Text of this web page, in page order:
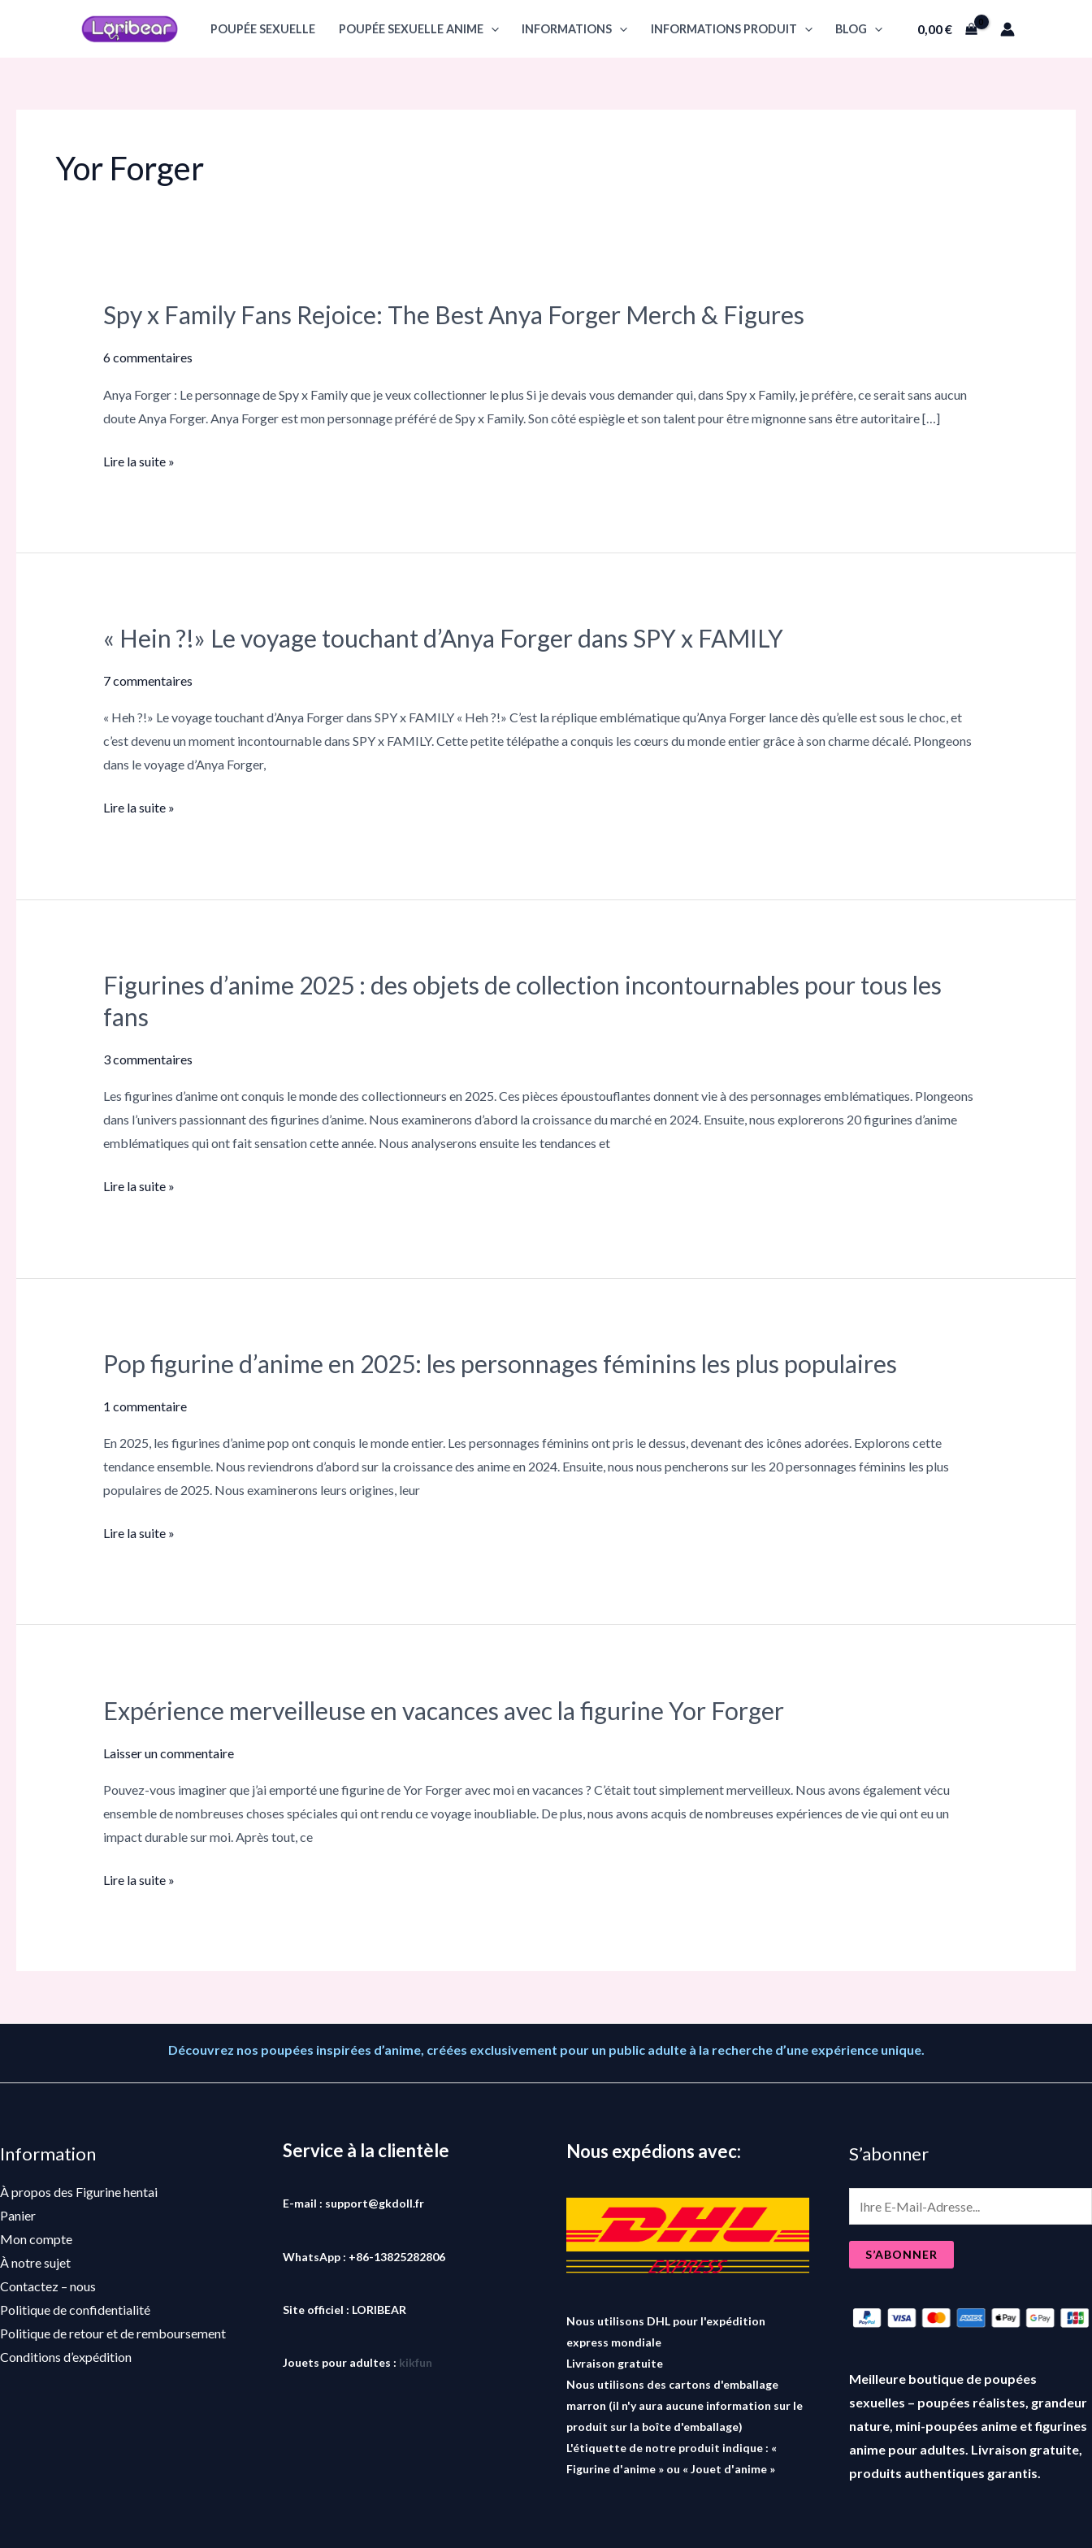
POUPÉE SEXUELLE POUPÉE SEXUELLE ANIME INFORMATIONS INFORMATIONS PRODUIT BLOG 0,00€
Yor Forger
Spy x Family Fans Rejoice: The Best Anya Forger Merch & Figures
6 commentaires
Anya Forger : Le personnage de Spy x Family que je veux collectionner le plus Si je devais vous demander qui, dans Spy x Family, je préfère, ce serait sans aucun
doute Anya Forger. Anya Forger est mon personnage préféré de Spy x Family. Son côté espiègle et son talent pour être mignonne sans être autoritaire […]
Spy
Family
Rejoice:
The
Lire la suite »
« Hein ?!» Le voyage touchant d’Anya Forger dans SPY x FAMILY
7 commentaires
« Heh ?!» Le voyage touchant d’Anya Forger dans SPY x FAMILY « Heh ?!» C’est la réplique emblématique qu’Anya Forger lance dès qu’elle est sous le choc, et
c’est devenu un moment incontournable dans SPY x FAMILY. Cette petite télépathe a conquis les cœurs du monde entier grâce à son charme décalé. Plongeons
dans le voyage d’Anya Forger,
« Hein ?!»
voyage
Lire la suite »
Figurines d’anime 2025 : des objets de collection incontournables pour tous les
fans
3 commentaires
Les figurines d’anime ont conquis le monde des collectionneurs en 2025. Ces pièces époustouflantes donnent vie à des personnages emblématiques. Plongeons
dans l’univers passionnant des figurines d’anime. Nous examinerons d’abord la croissance du marché en 2024. Ensuite, nous explorerons 20 figurines d’anime
emblématiques qui ont fait sensation cette année. Nous analyserons ensuite les tendances et
Figurines
2025 :
de
collection
incontournables
tous
Lire la suite »
Pop figurine d’anime en 2025: les personnages féminins les plus populaires
1 commentaire
En 2025, les figurines d’anime pop ont conquis le monde entier. Les personnages féminins ont pris le dessus, devenant des icônes adorées. Explorons cette
tendance ensemble. Nous reviendrons d’abord sur la croissance des anime en 2024. Ensuite, nous nous pencherons sur les 20 personnages féminins les plus
populaires de 2025. Nous examinerons leurs origines, leur
Pop
figurine
d’anime
2025: les
personnages
féminins
Lire la suite »
Expérience merveilleuse en vacances avec la figurine Yor Forger
Laisser un commentaire
Pouvez-vous imaginer que j’ai emporté une figurine de Yor Forger avec moi en vacances ? C’était tout simplement merveilleux. Nous avons également vécu
ensemble de nombreuses choses spéciales qui ont rendu ce voyage inoubliable. De plus, nous avons acquis de nombreuses expériences de vie qui ont eu un
impact durable sur moi. Après tout, ce
Expérience
merveilleuse
en
avec
la
figurine
Lire la suite »
Découvrez nos poupées inspirées d’anime, créées exclusivement pour un public adulte à la recherche d’une expérience unique.
Information
À propos des Figurine hentai
Panier
Mon compte
À notre sujet
Contactez – nous
Politique de confidentialité
Politique de retour et de remboursement
Conditions d’expédition
Service à la clientèle
E-mail : support@gkdoll.fr
WhatsApp : +86-13825282806
Site officiel : LORIBEAR
Jouets pour adultes : kikfun
Nous expédions avec:
Nous utilisons DHL pour l'expédition
express mondiale
Livraison gratuite
Nous utilisons des cartons d'emballage
marron (il n'y aura aucune information sur le
produit sur la boîte d'emballage)
L'étiquette de notre produit indique : «
Figurine d'anime » ou « Jouet d'anime »
S’abonner
m
a
i
S’ABONNER
Meilleure boutique de poupées
sexuelles – poupées réalistes, grandeur
nature, mini-poupées anime et figurines
anime pour adultes. Livraison gratuite,
produits authentiques garantis.